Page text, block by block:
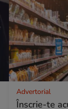
Advertorial
Înscrie-te